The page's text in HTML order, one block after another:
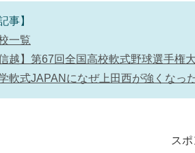
事】
一覧
信越】第67回全国高校軟式野球選手権
軟式JAPANになぜ上田西が強くなっ
ス